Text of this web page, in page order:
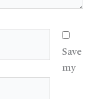
Save
my